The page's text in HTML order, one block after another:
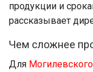
продукции и
рассказывает
Чем сложнее
Для